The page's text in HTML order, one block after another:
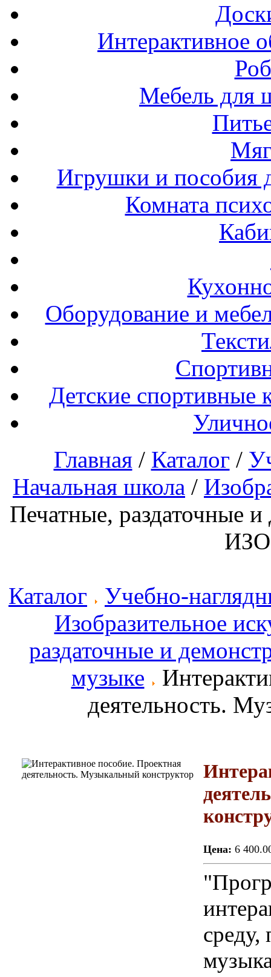
Интерактивное
Мебель для
Игрушки и пособия
Комната
Оборудование и
Детские спортивные
Главная/ Каталог /
Начальная школа /
Печатные, раздаточные
ИЗО
Каталог
Учебно-
Изобразительное
раздаточные и
музыке
деятельность.
Цена: 6
среду,